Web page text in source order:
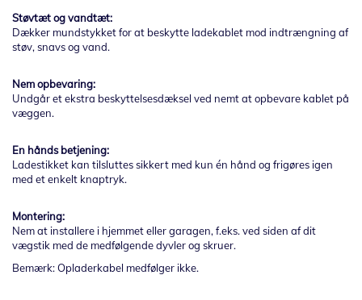
Støvtæt og vandtæt:
Dækker mundstykket for at beskytte ladekablet mod indtrængning af
støv, snavs og vand.
Nem opbevaring:
Undgår et ekstra beskyttelsesdæksel ved nemt at opbevare kablet på
væggen.
En hånds betjening:
Ladestikket kan tilsluttes sikkert med kun én hånd og frigøres igen
med et enkelt knaptryk.
Montering:
Nem at installere i hjemmet eller garagen, f.eks. ved siden af dit
vægstik med de medfølgende dyvler og skruer.
Bemærk: Opladerkabel medfølger ikke.